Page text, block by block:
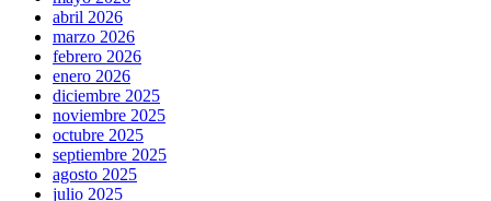
abril 2026
marzo 2026
febrero 2026
enero 2026
diciembre 2025
noviembre 2025
octubre 2025
septiembre 2025
agosto 2025
julio 2025